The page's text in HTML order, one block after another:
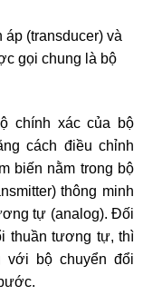
(transducer) và
gọi chung là bộ
chính xác của bộ
cách điều chỉnh
biến nằm trong bộ
thông minh
tự (analog). Đối
thuần tương tự, thì
với bộ chuyển đổi